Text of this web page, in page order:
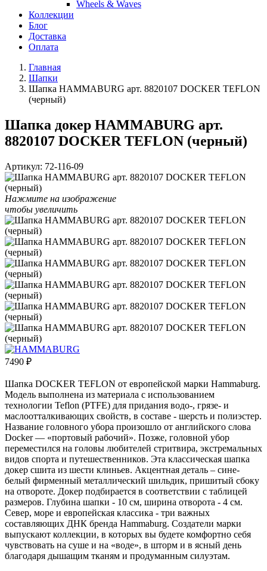
Wheels & Waves
Коллекции
Блог
Доставка
Оплата
Главная
Шапки
Шапка HAMMABURG арт. 8820107 DOCKER TEFLON
(черный)
Шапка докер HAMMABURG арт.
8820107 DOCKER TEFLON (черный)
Артикул: 72-116-09
Нажмите на изображение
чтобы увеличить
7490 ₽
Шапка DOCKER TEFLON от европейской марки Hammaburg.
Модель выполнена из материала с использованием
технологии Teflon (PTFE) для придания водо-, грязе- и
маслоотталкивающих свойств, в составе - шерсть и полиэстер.
Название головного убора произошло от английского слова
Docker — «портовый рабочий». Позже, головной убор
переместился на головы любителей стритвира, экстремальных
видов спорта и путешественников. Эта классическая шапка
докер сшита из шести клиньев. Акцентная деталь – сине-
белый фирменный металлический шильдик, пришитый сбоку
на отвороте. Докер подбирается в соответствии с таблицей
размеров. Глубина шапки - 10 см, ширина отворота - 4 см.
Север, море и европейская классика - три важных
составляющих ДНК бренда Hammaburg. Создатели марки
выпускают коллекции, в которых вы будете комфортно себя
чувствовать на суше и на «воде», в шторм и в ясный день
благодаря дышащим тканям и продуманным силуэтам.